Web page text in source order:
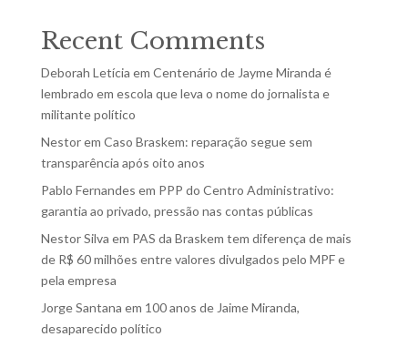
Recent Comments
Deborah Letícia em Centenário de Jayme Miranda é
lembrado em escola que leva o nome do jornalista e
militante político
Nestorem Caso Braskem: reparação segue sem
transparência após oito anos
Pablo Fernandes em PPP do Centro Administrativo:
garantia ao privado, pressão nas contas públicas
Nestor Silva em PAS da Braskem tem diferença de mais
de R$ 60 milhões entre valores divulgados pelo MPF e
pela empresa
Jorge Santana em 100 anos de Jaime Miranda,
desaparecido político